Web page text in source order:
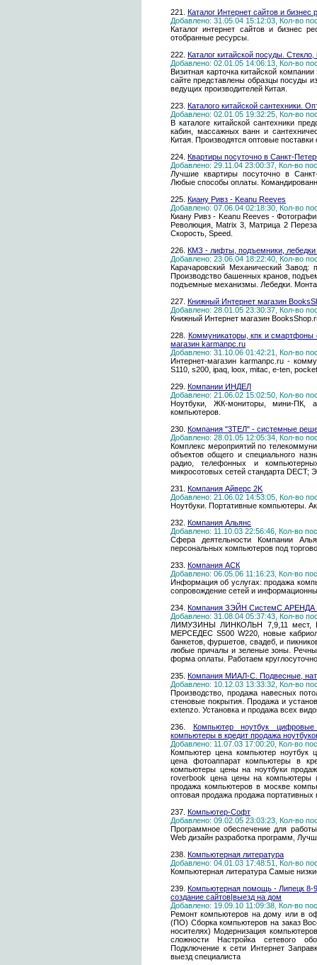
221. Каталог Интернет сайтов и
Добавлено: 31.05.04 15:12:03, Кол-во
Каталог интернет сайтов и бизнес
отобранные ресурсы.
222. Каталог китайской посуды.
Добавлено: 02.01.05 14:06:13, Кол-во
Визитная карточка китайской
сайте представлены образцы посуды
ведущих производителей Китая.
223. Каталого китайской сантехники.
Добавлено: 02.01.05 19:32:25, Кол-во
В каталоге китайской сантехники
кабин, массажных ванн и
Китая. Производятся оптовые
224. Квартиры посуточно в Санкт-
Добавлено: 29.11.04 23:00:37, Кол-во
Лучшие квартиры посуточно в
Любые способы оплаты.
225. Киану Ривз - Keanu Reeves
Добавлено: 07.06.04 02:18:30, Кол-во
Киану Ривз - Keanu Reeves -
Революция, Matrix 3, Матрица 2
Скорость, Speed.
226. КМЗ - лифты, подъемники,
Добавлено: 23.06.04 18:22:40, Кол-во
Карачаровский Механический
Производство башенных кранов,
подъемные механизмы. Лебедки.
227. Книжный Интернет магазин
Добавлено: 28.01.05 23:30:37, Кол-во
Книжный Интернет магазин
228. Коммуникаторы, кпк и смартфоны
магазин karmanpc.ru
Добавлено: 31.10.06 01:42:21, Кол-во
Интернет-магазин karmanpc.ru -
S110, s200, ipaq, loox, mitac, e-ten,
229. Компании ИНДЕЛ
Добавлено: 21.06.02 15:02:50, Кол-во
Ноутбуки, ЖК-мониторы, мини-ПК,
компьютеров.
230. Компания "3ТЕЛ" - системные
Добавлено: 28.01.05 12:05:34, Кол-во
Комплекс мероприятий по
объектов общего и специального
радио, телефонных и
микросотовых сетей стандарта DECT;
231. Компания Айверс 2K
Добавлено: 21.06.02 14:53:05, Кол-во
Ноутбуки. Портативные компьютеры.
232. Компания Альянс
Добавлено: 11.10.03 22:56:46, Кол-во
Сфера деятельности Компании
персональных компьютеров под
233. Компания АСК
Добавлено: 06.05.06 11:16:23, Кол-во
Информация об услугах: продажа
сопровождение сетей и
234. Компания ЗЭЙН СистемС
Добавлено: 31.08.04 05:37:43, Кол-во
ЛИМУЗИНЫ ЛИНКОЛЬН 7,9,11 мест,
МЕРСЕДЕС S500 W220, новые
банкетов, фуршетов, свадеб, и
любые причалы и зеленые зоны.
форма оплаты. Работаем
235. Компания МИАЛ-С. Подвесные,
Добавлено: 10.12.03 13:33:32, Кол-во
Производство, продажа навесных
стеновые покрытия. Продажа и
extenzo. Установка и продажа всех
236. Компьютер ноутбук
компьютеры в кредит продажа
Добавлено: 11.07.03 17:00:20, Кол-во
Компьютер цена компьютер ноутбук
цена фотоаппарат компьютеры в
компьютеры цены на ноутбуки
roverbook цена цены на компьютеры
продажа компьютеров в москве
оптовая продажа продажа
237. Компьютер-Софт
Добавлено: 09.02.05 23:03:23, Кол-во
Программное обеспечение для
Web дизайн разработка программ,
238. Компьютерная литература
Добавлено: 04.01.03 17:48:51, Кол-во
Компьютерная литература Самые
239. Компьютерная помощь - Липецк 8-
создание сайтов|выезд на дом
Добавлено: 19.09.10 11:09:38, Кол-во
Ремонт компьютеров на дому или в
(ПО) Сборка компьютеров на заказ
носителях) Модернизация
сложности Настройка сетевого
Подключение к сети Интернет
выезд специалиста